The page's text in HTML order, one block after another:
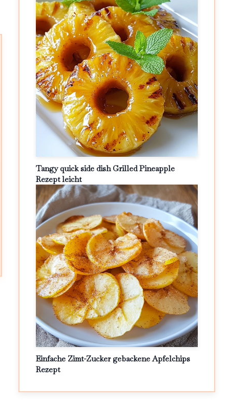
Tangy quick side dish Grilled Pineapple
Rezept leicht
Einfache Zimt-Zucker gebackene Apfelchips
Rezept